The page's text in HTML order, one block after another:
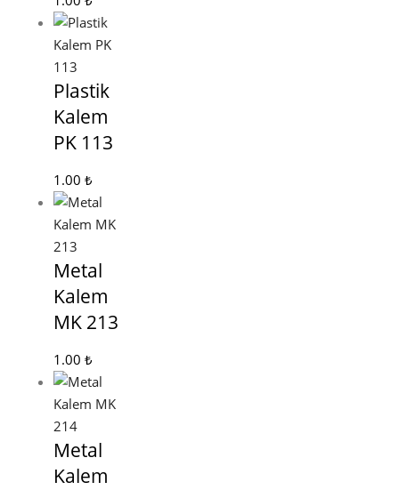
Plastik
Kalem
PK 113
1.00 ₺
Metal
Kalem
MK 213
1.00 ₺
Metal
Kalem